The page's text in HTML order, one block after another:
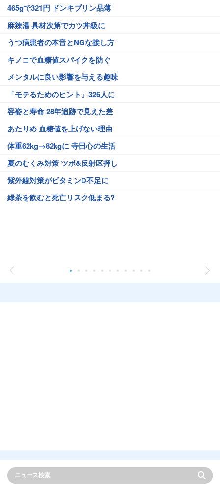
465gで321円 ドンキプリン品薄
麻辣湯 具材次第でカツ丼級に
うつ病患者の本音とNGな接し方
キノコで血糖値スパイクを防ぐ
メンタルに良い影響を与える趣味
「モテるためのヒント」326人に
容姿と寿命 28年追跡で見えた差
あたりめ 血糖値を上げない理由
体重62kg→82kgに 寺田心の生活
夏のむくみ対策 ツボ&反射区押し
紫外線対策がビタミンD不足に
緑茶を飲むと死亡リスク低まる?